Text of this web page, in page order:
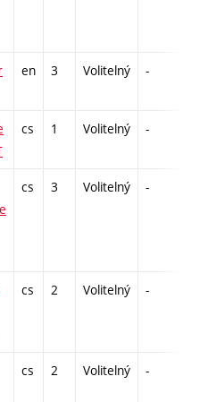
en 3 Volitelný -
cs 1 Volitelný -
cs 3 Volitelný -
cs 2 Volitelný -
cs 2 Volitelný -